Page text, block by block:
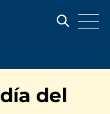
del